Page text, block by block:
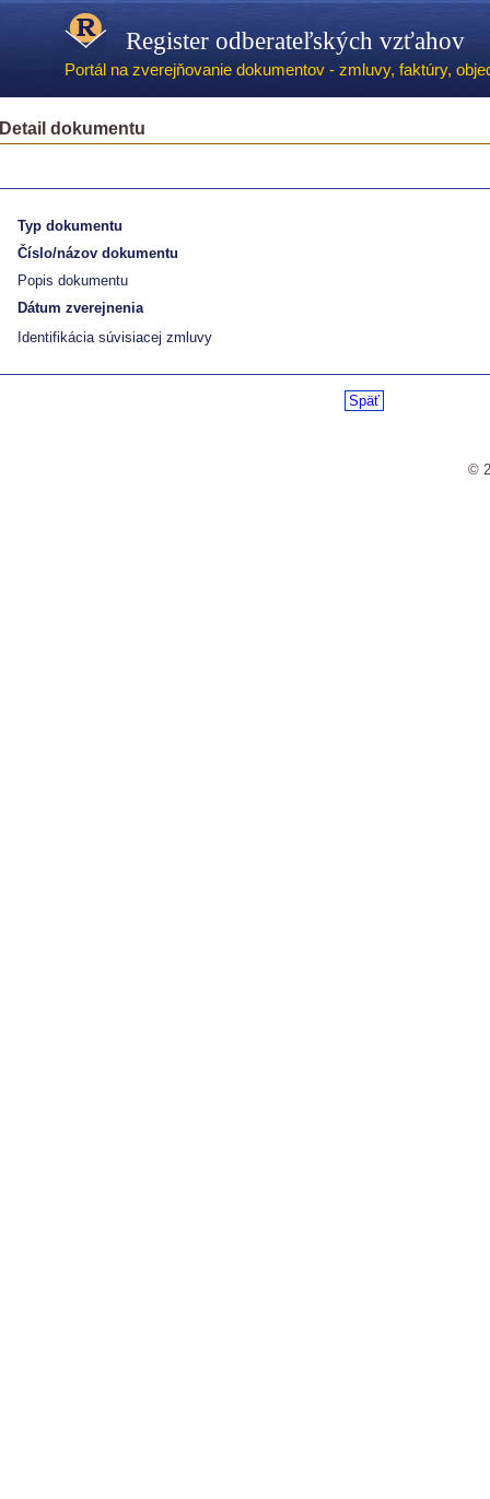
Register odberateľských vzťahov
Portál na zverejňovanie dokumentov - zmluvy, faktúry,
Detail dokumentu
Typ dokumentu
Číslo/názov dokumentu
Popis dokumentu
Dátum zverejnenia
Identifikácia súvisiacej zmluvy
Späť
©